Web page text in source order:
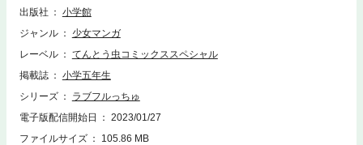
出版社
小学館
ジャンル
少女マンガ
レーベル
てんとう虫コミックススペシャル
掲載誌
小学五年生
シリーズ
ラブフルっちゅ
電子版配信開始日
2023/01/27
ファイルサイズ
105.86 MB